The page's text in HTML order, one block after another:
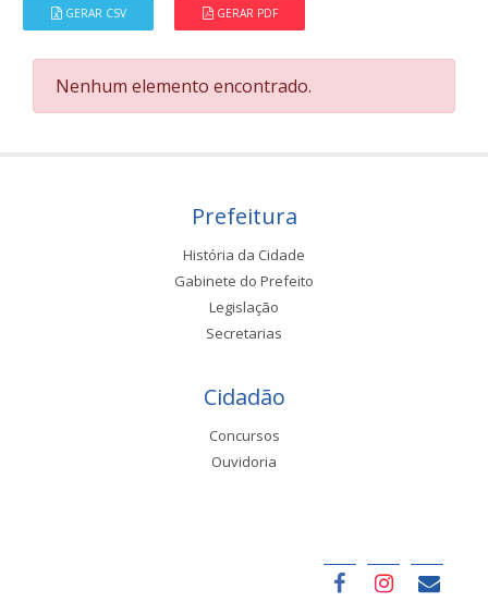
GERAR CSV GERAR PDF
Nenhum elemento encontrado.
Prefeitura
História da Cidade
Gabinete do Prefeito
Legislação
Secretarias
Cidadão
Concursos
Ouvidoria